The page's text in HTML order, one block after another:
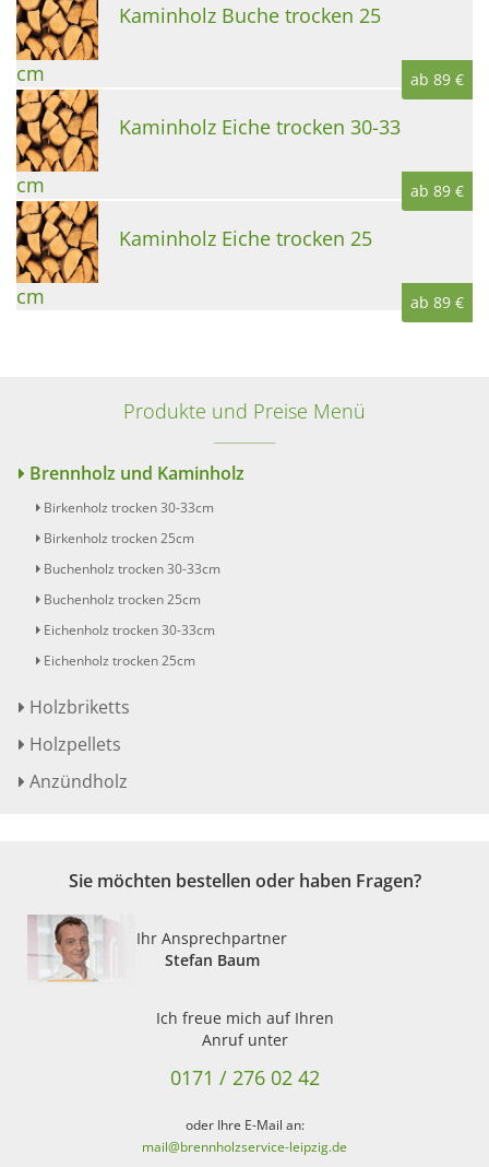
Kaminholz Buche trocken 25
cm ab 89 €
Kaminholz Eiche trocken 30-33
cm ab 89 €
Kaminholz Eiche trocken 25
cm ab 89 €
Produkte und Preise Menü
Brennholz und Kaminholz
Birkenholz trocken 30-33cm
Birkenholz trocken 25cm
Buchenholz trocken 30-33cm
Buchenholz trocken 25cm
Eichenholz trocken 30-33cm
Eichenholz trocken 25cm
Holzbriketts
Holzpellets
Anzündholz
Sie möchten bestellen oder haben Fragen?
Ihr Ansprechpartner
Stefan Baum
Ich freue mich auf Ihren
Anruf unter
0171 / 276 02 42
oder Ihre E-Mail an:
mail@brennholzservice-leipzig.de